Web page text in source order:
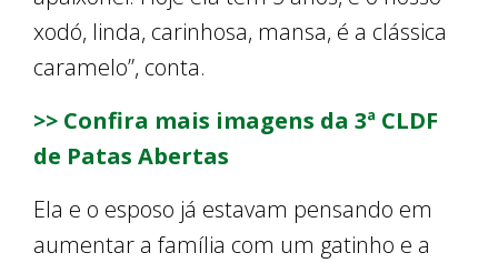
xodó, linda, carinhosa, mansa, é a clássica
caramelo”, conta.
>> Confira mais imagens da 3ª CLDF
de Patas Abertas
Ela e o esposo já estavam pensando em
aumentar a família com um gatinho e a